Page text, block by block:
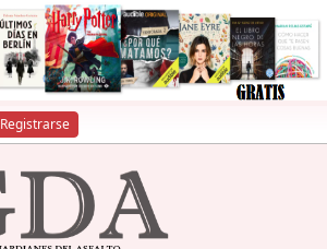
Registrarse